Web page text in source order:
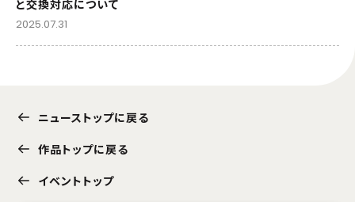
と交換対応について
2025.07.31
ニューストップに戻る
作品トップに戻る
イベントトップ